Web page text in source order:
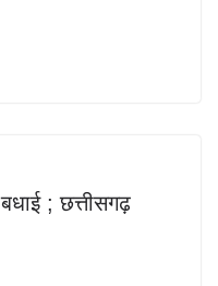
; छत्तीसगढ़